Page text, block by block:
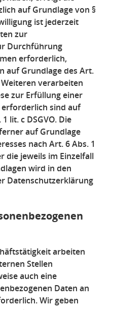
auf Grundlage von §
ist jederzeit
zur
Durchführung
erforderlich,
auf Grundlage des Art.
Weiteren verarbeiten
zur Erfüllung einer
sind auf
lit. c DSGVO. Die
auf Grundlage
nach Art. 6 Abs. 1
die jeweils im Einzelfall
wird in den
Datenschutzerklärung
arbeiten
Stellen
auch eine
Daten an
Wir geben